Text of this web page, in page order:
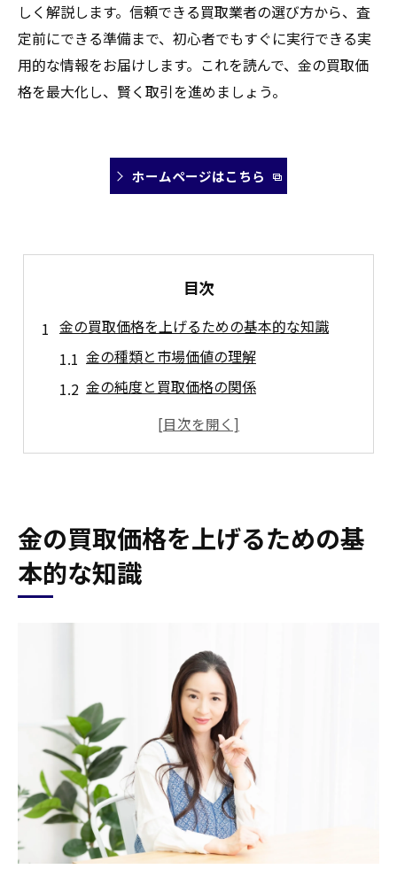
しく解説します。信頼できる買取業者の選び方から、査
定前にできる準備まで、初心者でもすぐに実行できる実
用的な情報をお届けします。これを読んで、金の買取価
格を最大化し、賢く取引を進めましょう。
ホームページはこちら
目次
金の買取価格を上げるための基本的な知識
金の種類と市場価値の理解
金の純度と買取価格の関係
重さと買取価格の決定要因
信頼できる買取業者を選ぶコツ
口コミと評判の確認方法
実店舗のある業者の安心感
買取業者の取引実績を探る
査定員の専門知識と対応の良さ
査定前に知っておくべき準備のポイント
金の手入れと準備の仕方
必要書類の準備方法
査定時に有利になるポイント
買取前に確認すべきチェックリスト
金の買取価格を上げるための基
本的な知識